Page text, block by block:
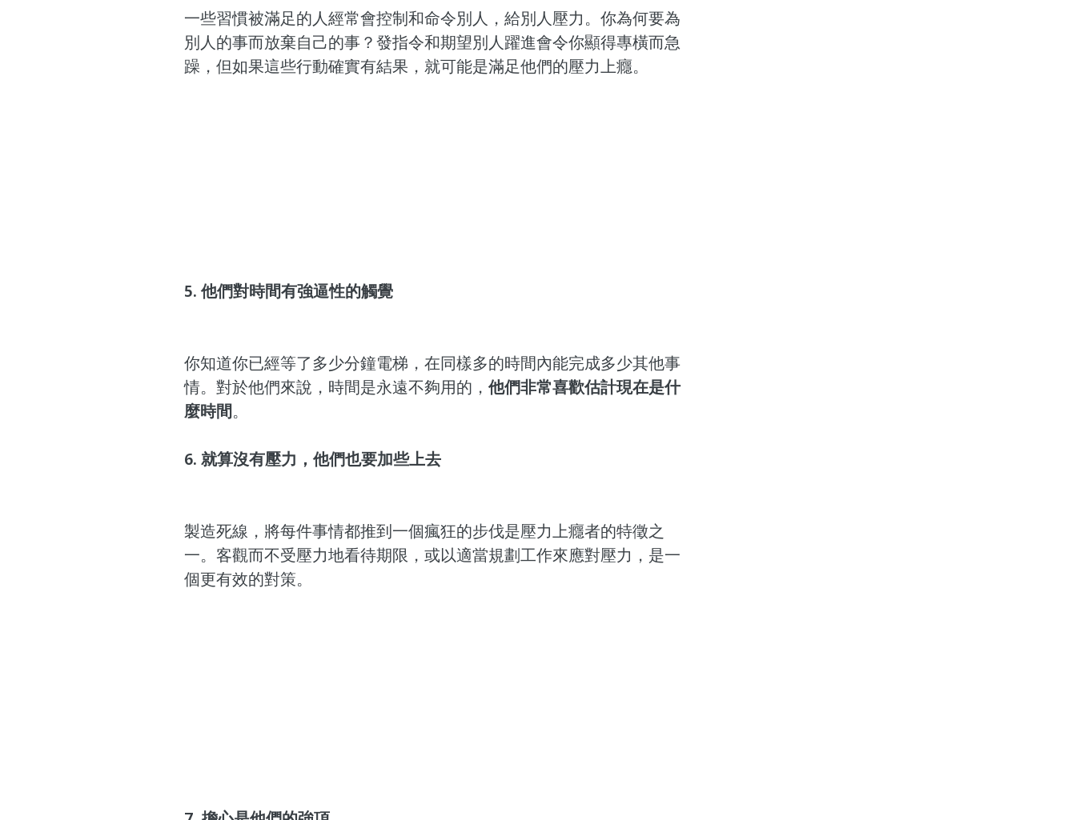
一些習慣被滿足的人經常會控制和命令別人，給別人壓力。你為何要為
別人的事而放棄自己的事？發指令和期望別人躍進會令你顯得專橫而急
躁，但如果這些行動確實有結果，就可能是滿足他們的壓力上癮。
5. 他們對時間有強逼性的觸覺
你知道你已經等了多少分鐘電梯，在同樣多的時間內能完成多少其他事
情。對於他們來說，時間是永遠不夠用的， 他們非常喜歡估計現在是什
麼時間。
6. 就算沒有壓力，他們也要加些上去
製造死線，將每件事情都推到一個瘋狂的步伐是壓力上癮者的特徵之
一。客觀而不受壓力地看待期限，或以適當規劃工作來應對壓力，是一
個更有效的對策。